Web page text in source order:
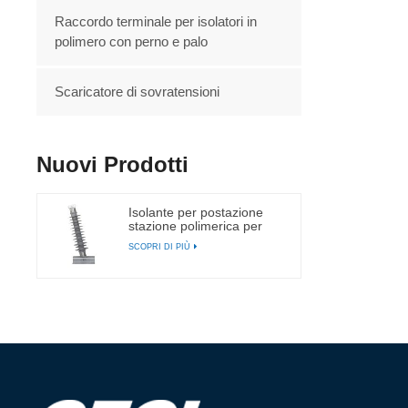
Raccordo terminale per isolatori in
polimero con perno e palo
Scaricatore di sovratensioni
Nuovi Prodotti
Isolante per postazione
stazione polimerica per
linea elettrica da 35 kV
SCOPRI DI PIÙ